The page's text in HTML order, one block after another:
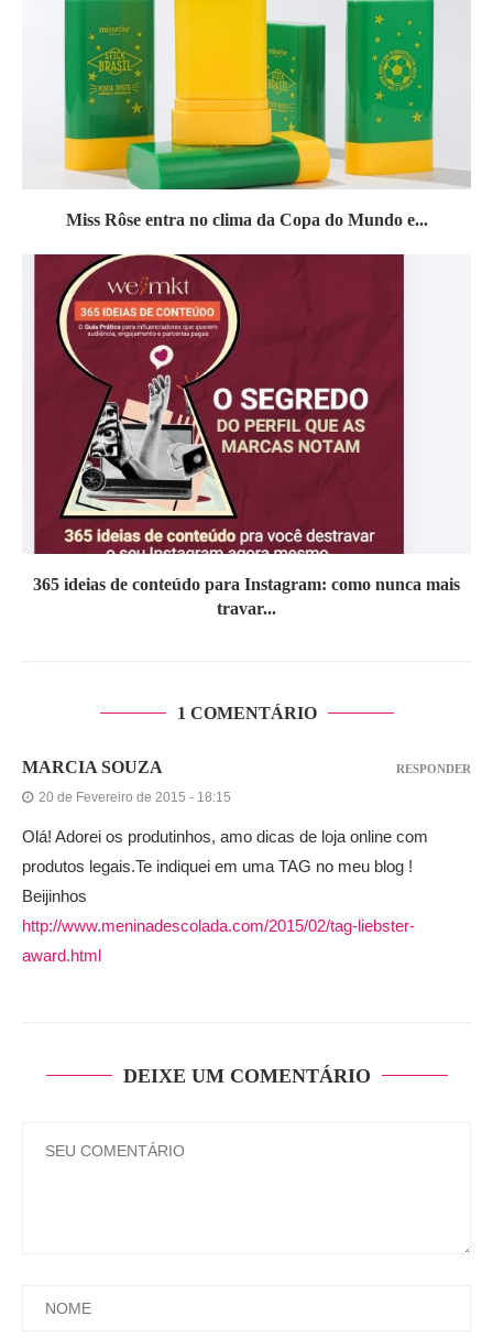
Miss Rôse entra no clima da Copa do Mundo e...
365 ideias de conteúdo para Instagram: como nunca mais
travar...
1 COMENTÁRIO
MARCIA SOUZA
20 de Fevereiro de 2015 - 18:15
Olá! Adorei os produtinhos, amo dicas de loja online com
produtos legais.Te indiquei em uma TAG no meu blog !
Beijinhos
http://www.meninadescolada.com/2015/02/tag-liebster-
award.html
RESPONDER
DEIXE UM COMENTÁRIO